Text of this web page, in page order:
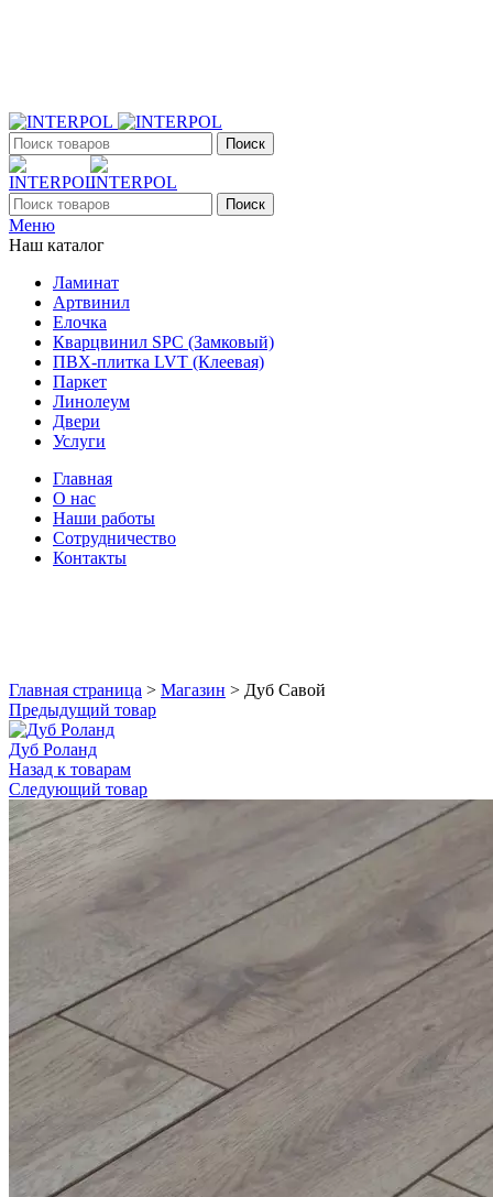
Поиск
Поиск
Меню
Наш каталог
Ламинат
Артвинил
Елочка
Кварцвинил SPC (Замковый)
ПВХ-плитка LVT (Клеевая)
Паркет
Линолеум
Двери
Услуги
Главная
О нас
Наши работы
Сотрудничество
Контакты
Главная страница > Магазин > Дуб Савой
Предыдущий товар
Дуб Роланд
Назад к товарам
Следующий товар